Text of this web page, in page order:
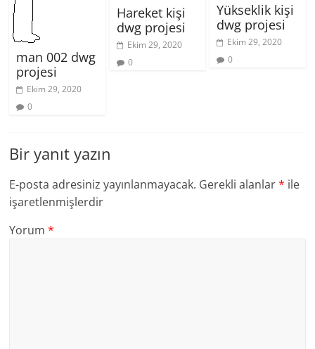
man 002 dwg
projesi
Ekim 29, 2020
0
Hareket kişi
dwg projesi
Ekim 29, 2020
0
Yükseklik kişi
dwg projesi
Ekim 29, 2020
0
Bir yanıt yazın
E-posta adresiniz yayınlanmayacak. Gerekli alanlar* ile
işaretlenmişlerdir
Yorum*